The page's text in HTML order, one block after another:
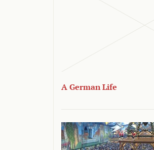
A German Life